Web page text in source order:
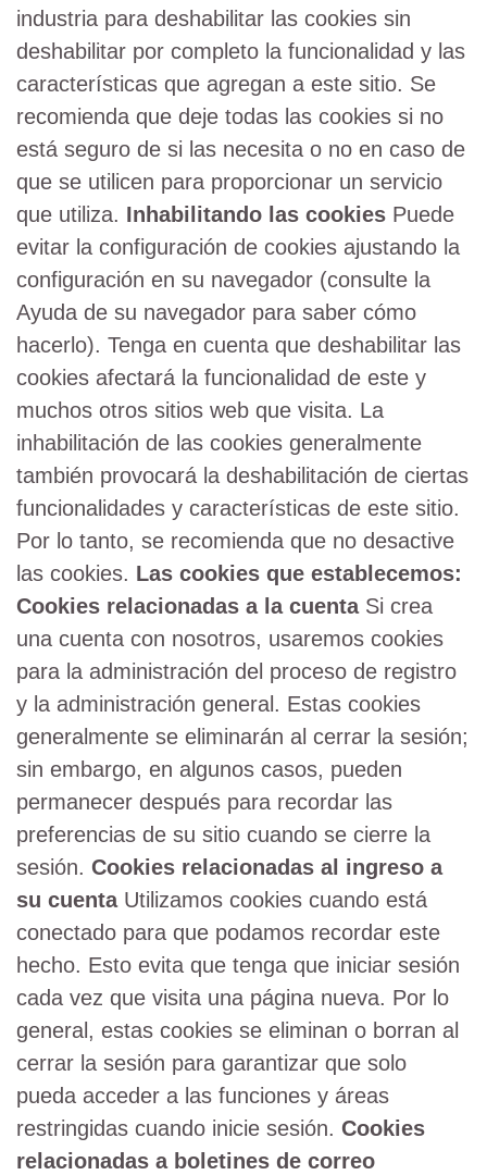
industria para deshabilitar las cookies sin
deshabilitar por completo la funcionalidad y las
características que agregan a este sitio. Se
recomienda que deje todas las cookies si no
está seguro de si las necesita o no en caso de
que se utilicen para proporcionar un servicio
que utiliza. Inhabilitando las cookies Puede
evitar la configuración de cookies ajustando la
configuración en su navegador (consulte la
Ayuda de su navegador para saber cómo
hacerlo). Tenga en cuenta que deshabilitar las
cookies afectará la funcionalidad de este y
muchos otros sitios web que visita. La
inhabilitación de las cookies generalmente
también provocará la deshabilitación de ciertas
funcionalidades y características de este sitio.
Por lo tanto, se recomienda que no desactive
las cookies. Las cookies que establecemos:
Cookies relacionadas a la cuentaSi crea
una cuenta con nosotros, usaremos cookies
para la administración del proceso de registro
y la administración general. Estas cookies
generalmente se eliminarán al cerrar la sesión;
sin embargo, en algunos casos, pueden
permanecer después para recordar las
preferencias de su sitio cuando se cierre la
sesión. Cookies relacionadas al ingreso a
su cuentaUtilizamos cookies cuando está
conectado para que podamos recordar este
hecho. Esto evita que tenga que iniciar sesión
cada vez que visita una página nueva. Por lo
general, estas cookies se eliminan o borran al
cerrar la sesión para garantizar que solo
pueda acceder a las funciones y áreas
restringidas cuando inicie sesión. Cookies
relacionadas a boletines de correo